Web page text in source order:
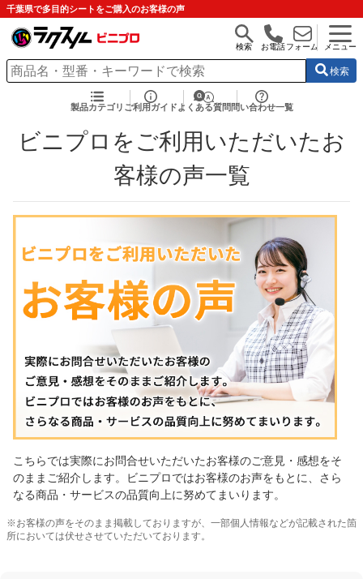
千葉県で多目的シートをご購入のお客様の声
検索 お電話フォーム メニュー
検索
製品カテゴリ ご利用ガイド よくある質問 問い合わせ一覧
ビニプロをご利用いただいたお
客様の声一覧
こちらでは実際にお問合せいただいたお客様のご意見・感想をそ
のままご紹介します。ビニプロではお客様のお声をもとに、さら
なる商品・サービスの品質向上に努めてまいります。
※お客様の声をそのまま掲載しておりますが、一部個人情報などが記載された箇
所においては伏せさせていただいております。